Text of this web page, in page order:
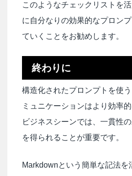
このようなチェックリストを
に自分なりの効果的なプロン
ていくことをお勧めします。
終わりに
構造化されたプロンプトを使
ミュニケーションはより効率
ビジネスシーンでは、一貫性
を得られることが重要です。
Markdownという簡単な記法を